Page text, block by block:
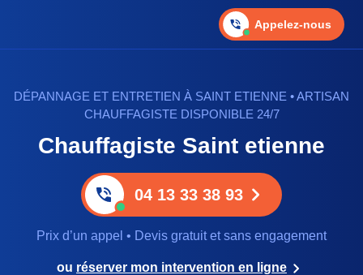
Appelez-nous
DÉPANNAGE ET ENTRETIEN À SAINT ETIENNE • ARTISAN
CHAUFFAGISTE DISPONIBLE 24/7
Chauffagiste Saint etienne
04 13 33 38 93
Prix d’un appel • Devis gratuit et sans engagement
ou réserver mon intervention en ligne